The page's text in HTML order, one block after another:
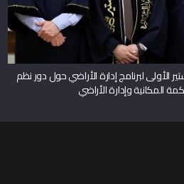
لبرنامج إدارة الأراضي حول دور نظم
المكانية وإدارة الأراضي